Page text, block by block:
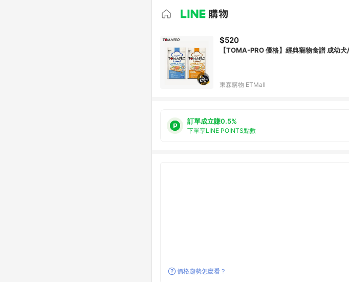
$520
【TOMA-PRO 優格】經典寵物食譜 成幼
東森購物 ETMall
訂單成立賺0.5%
下單享LINE POINTS點數
價格趨勢怎麼看？